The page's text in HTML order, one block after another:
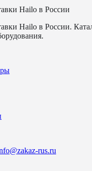
Hailo в России
Hailo в России.
rus.ru